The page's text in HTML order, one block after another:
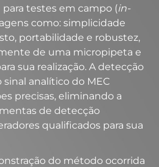
testes em campo (in-
como: simplicidade
portabilidade e robustez,
de uma micropipeta e
sua realização. A detecção
analítico do MEC
precisas, eliminando a
de detecção
qualificados para sua
do método ocorrida